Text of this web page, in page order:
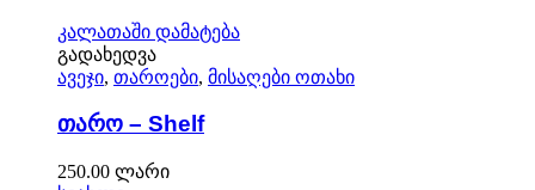
კალათაში დამატება
გადახედვა
ავეჯი, თაროები, მისაღები ოთახი
თარო – Shelf
250.00 ლარი